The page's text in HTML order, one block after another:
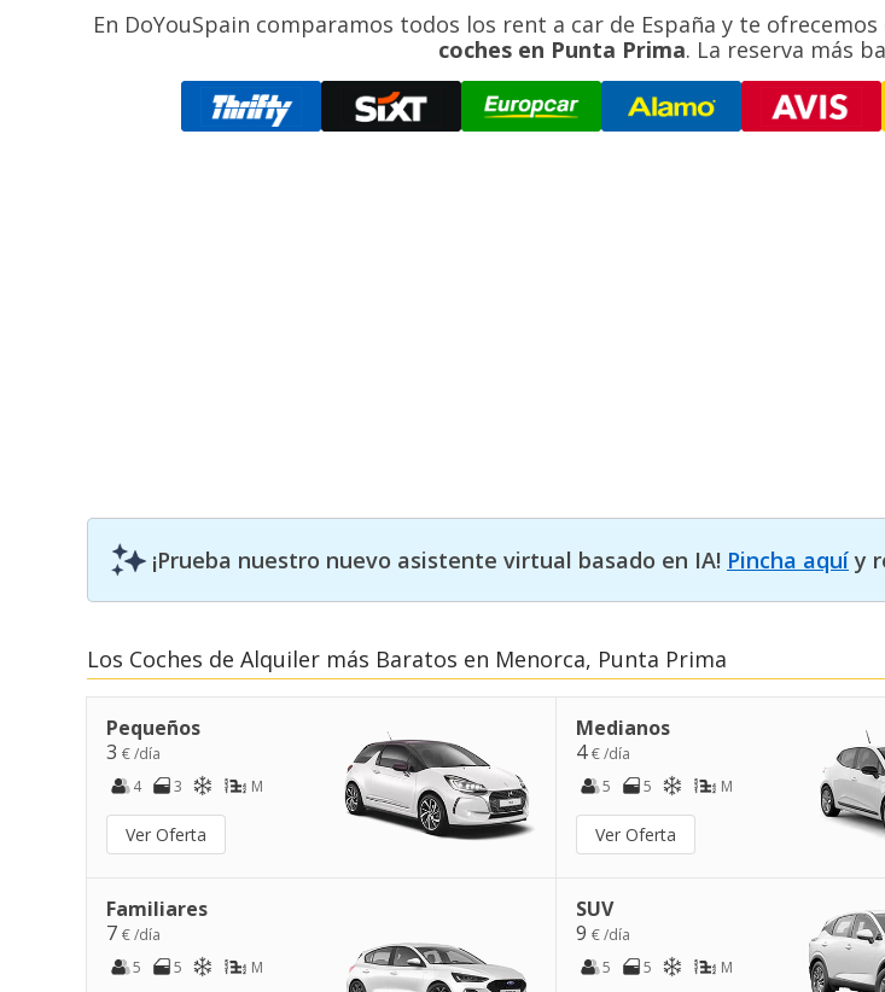
En DoYouSpain comparamos todos los rent a car de España y te
coches en Punta Prima. La reserva más
¡Prueba nuestro nuevo asistente virtual basado en IA! Pincha aquíy
Los Coches de Alquiler más Baratos en Menorca, Punta Prima
Pequeños
3 € /día
4
3 M
Ver Oferta
Medianos
4€ /día
5
5 M
Ver Oferta
Familiares
7 € /día
5
5 M
SUV
9€ /día
5
5 M